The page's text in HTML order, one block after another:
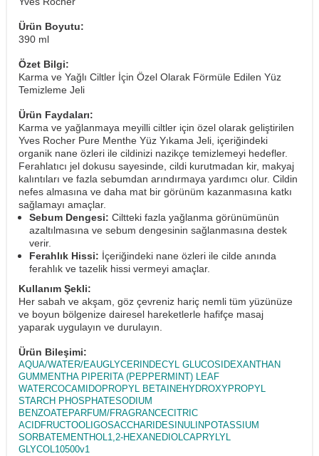
Ürün Boyutu:
390 ml
Özet Bilgi:
Karma ve Yağlı Ciltler İçin Özel Olarak Förmüle Edilen Yüz
Temizleme Jeli
Ürün Faydaları:
Karma ve yağlanmaya meyilli ciltler için özel olarak geliştirilen
Yves Rocher Pure Menthe Yüz Yıkama Jeli, içeriğindeki
organik nane özleri ile cildinizi nazikçe temizlemeyi hedefler.
Ferahlatıcı jel dokusu sayesinde, cildi kurutmadan kir, makyaj
kalıntıları ve fazla sebumdan arındırmaya yardımcı olur. Cildin
nefes almasına ve daha mat bir görünüm kazanmasına katkı
sağlamayı amaçlar.
Sebum Dengesi: Ciltteki fazla yağlanma görünümünün
azaltılmasına ve sebum dengesinin sağlanmasına destek
verir.
Ferahlık Hissi: İçeriğindeki nane özleri ile cilde anında
ferahlık ve tazelik hissi vermeyi amaçlar.
Kullanım Şekli:
Her sabah ve akşam, göz çevreniz hariç nemli tüm yüzünüze
ve boyun bölgenize dairesel hareketlerle hafifçe masaj
yaparak uygulayın ve durulayın.
Ürün Bileşimi:
AQUA/WATER/EAUGLYCERINDECYL GLUCOSIDEXANTHAN
GUMMENTHA PIPERITA (PEPPERMINT) LEAF
WATERCOCAMIDOPROPYL BETAINEHYDROXYPROPYL
STARCH PHOSPHATESODIUM
BENZOATEPARFUM/FRAGRANCECITRIC
ACIDFRUCTOOLIGOSACCHARIDESINULINPOTASSIUM
SORBATEMENTHOL1,2-HEXANEDIOLCAPRYLYL
GLYCOL10500v1